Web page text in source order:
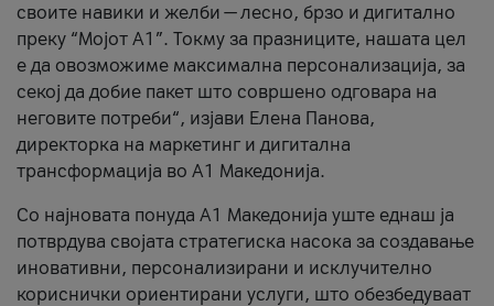
своите навики и желби — лесно, брзо и дигитално
преку “Мојот А1”. Токму за празниците, нашата цел
е да овозможиме максимална персонализација, за
секој да добие пакет што совршено одговара на
неговите потреби“, изјави Елена Панова,
директорка на маркетинг и дигитална
трансформација во А1 Македонија.
Со најновата понуда А1 Македонија уште еднаш ја
потврдува својата стратегиска насока за создавање
иновативни, персонализирани и исклучително
кориснички ориентирани услуги, што обезбедуваат